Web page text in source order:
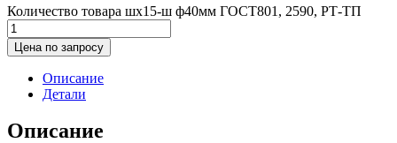
Количество товара шх15-ш ф40мм ГОСТ801, 2590, РТ-ТП
Цена по запросу
Описание
Детали
Описание